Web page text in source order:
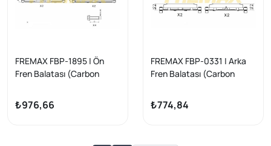
FREMAX FBP-1895 | Ön
Fren Balatası (Carbon
213-238 2014 >
₺976,66
FREMAX FBP-0331 | Arka
Fren Balatası (Carbon
257-238 2016 > Üstten
Yaylı Tip
₺774,84